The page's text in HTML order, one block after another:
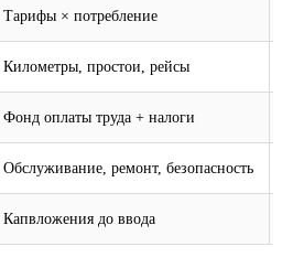
Тарифы × потребление
Километры, простои, рейсы
Фонд оплаты труда + налоги
Обслуживание, ремонт, безопасность
Капвложения до ввода